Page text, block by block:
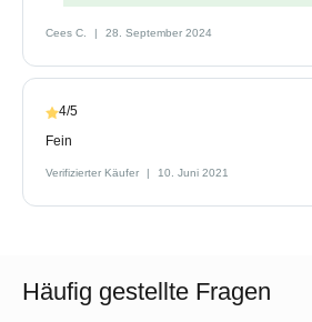
Cees C. 28. September 2024
4/5
Fein
Verifizierter Käufer 10. Juni 2021
Häufig gestellte Fragen